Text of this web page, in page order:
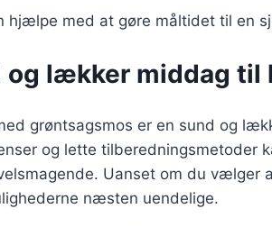
hjælpe med at gøre måltidet til en
og lækker middag til
grøntsagsmos er en sund og
og lette tilberedningsmetoder
Uanset om du vælger
næsten uendelige.